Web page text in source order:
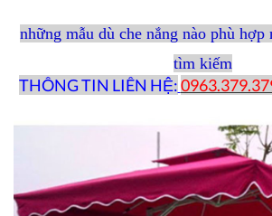
những mẫu dù che nắng nào phù hợp
tìm kiếm
THÔNG TIN LIÊN HỆ: